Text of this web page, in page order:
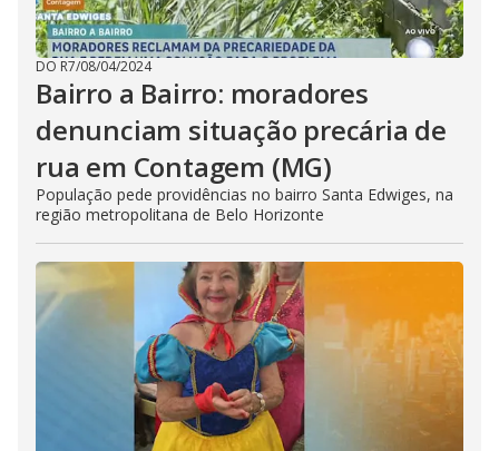
DO R7/08/04/2024
Bairro a Bairro: moradores
denunciam situação precária de
rua em Contagem (MG)
População pede providências no bairro Santa Edwiges, na
região metropolitana de Belo Horizonte